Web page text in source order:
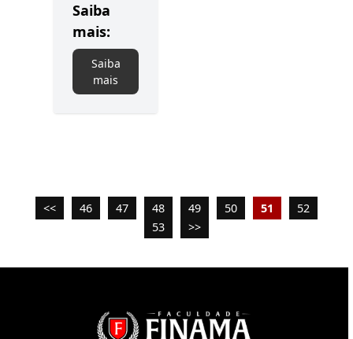
Saiba
mais:
Saiba
mais
<< 46 47 48 49 50 51
52
53
>>